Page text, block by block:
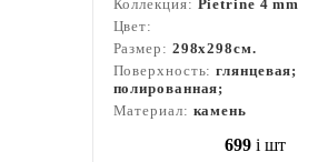
Коллекция: Pietrine 4 mm
Цвет:
Размер: 298x298см.
Поверхность:глянцевая;
полированная;
Материал: камень
699 i шт